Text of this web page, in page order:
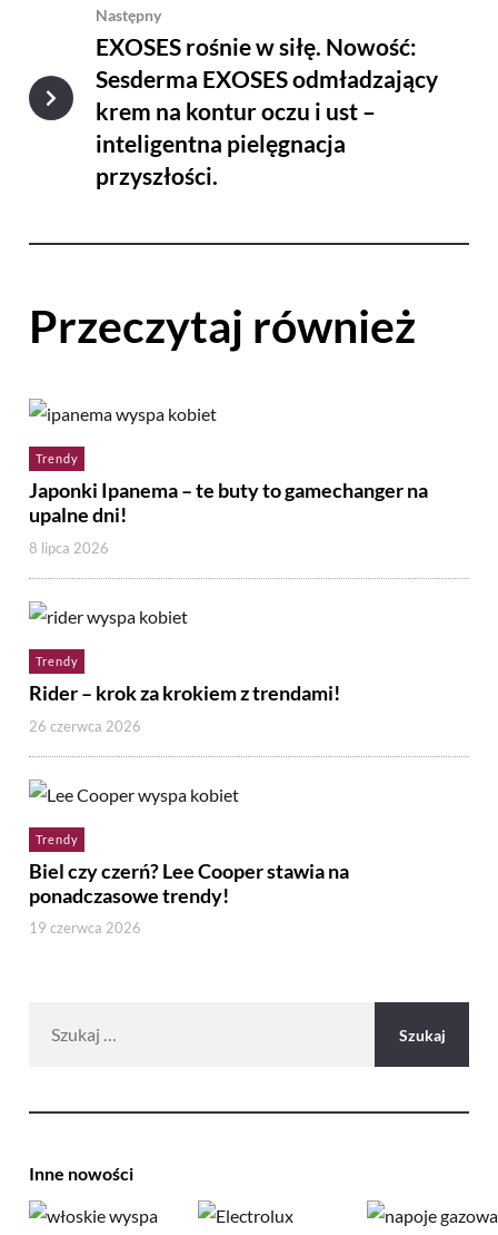
Następny
EXOSES rośnie w siłę. Nowość:
Sesderma EXOSES odmładzający
krem na kontur oczu i ust –
inteligentna pielęgnacja
przyszłości.
Przeczytaj również
Trendy
Japonki Ipanema – te buty to gamechanger na
upalne dni!
8 lipca 2026
Trendy
Rider – krok za krokiem z trendami!
26 czerwca 2026
Trendy
Biel czy czerń? Lee Cooper stawia na
ponadczasowe trendy!
19 czerwca 2026
Inne nowości